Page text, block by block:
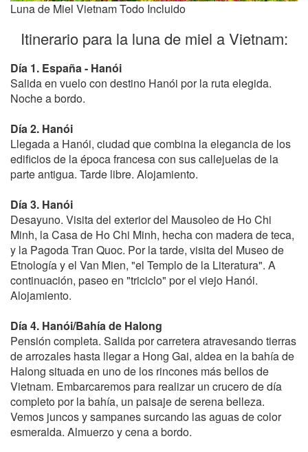
Luna de Miel Vietnam Todo Incluido
Itinerario para la luna de miel a Vietnam:
Día 1. España - Hanói
Salida en vuelo con destino Hanói por la ruta elegida.
Noche a bordo.
Día 2. Hanói
Llegada a Hanói, ciudad que combina la elegancia de los
edificios de la época francesa con sus callejuelas de la
parte antigua. Tarde libre. Alojamiento.
Día 3. Hanói
Desayuno. Visita del exterior del Mausoleo de Ho Chi
Minh, la Casa de Ho Chi Minh, hecha con madera de teca,
y la Pagoda Tran Quoc. Por la tarde, visita del Museo de
Etnología y el Van Mien, "el Templo de la Literatura". A
continuación, paseo en "triciclo" por el viejo Hanói.
Alojamiento.
Día 4. Hanói/Bahía de Halong
Pensión completa. Salida por carretera atravesando tierras
de arrozales hasta llegar a Hong Gai, aldea en la bahía de
Halong situada en uno de los rincones más bellos de
Vietnam. Embarcaremos para realizar un crucero de día
completo por la bahía, un paisaje de serena belleza.
Vemos juncos y sampanes surcando las aguas de color
esmeralda. Almuerzo y cena a bordo.